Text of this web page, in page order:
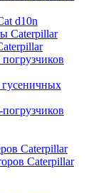
d10n
Caterpillar
гусеничных
Caterpillar
Caterpillar